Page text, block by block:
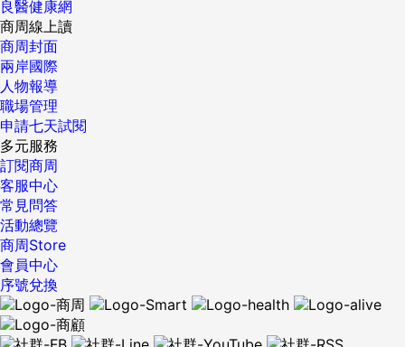
良醫健康網
商周線上讀
商周封面
兩岸國際
人物報導
職場管理
申請七天試閱
多元服務
訂閱商周
客服中心
常見問答
活動總覽
商周Store
會員中心
序號兌換